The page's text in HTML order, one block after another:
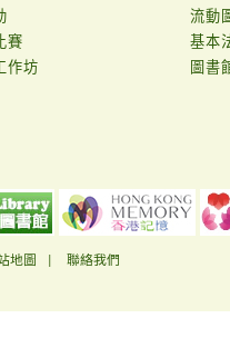
賽
作坊
流動
基本
圖書
地圖 聯絡我們